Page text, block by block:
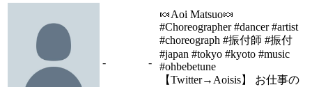
- -
🍬Aoi Matsuo🍬
#Choreographer #dancer #artist
#choreograph #振付師 #振付
#japan #tokyo #kyoto #music
#ohbebetune
【Twitter→Aoisis】 お仕事の